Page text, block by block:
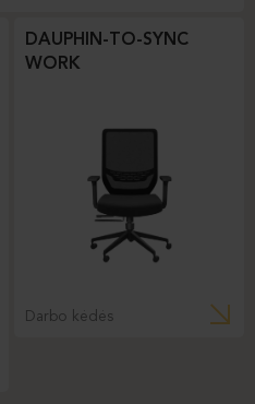
DAUPHIN-TO-SYNC
WORK
Darbo kėdės